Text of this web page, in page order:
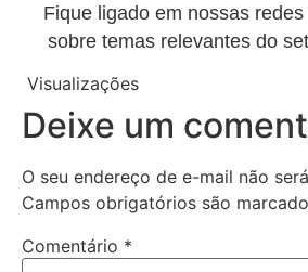
Fique ligado em nossas
sobre temas relevantes do
Visualizações
Deixe um
O seu endereço de e-mail não
Campos obrigatórios são
Comentário *